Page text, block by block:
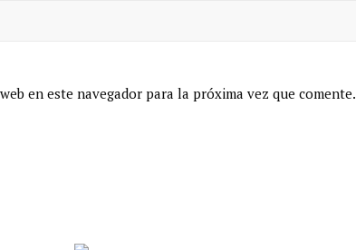
en este navegador para la próxima vez que comente.